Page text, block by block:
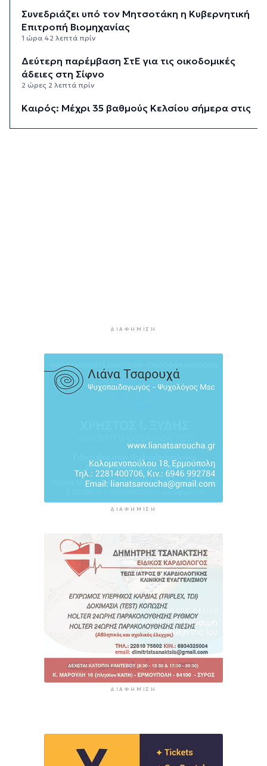
Συνεδριάζει υπό τον Μητσοτάκη η Κυβερνητική
Επιτροπή Βιομηχανίας
1 ώρα 42 λεπτά πρίν
Δεύτερη παρέμβαση ΣτΕ για τις οικοδομικές
άδειες στη Σίφνο
2 ώρες 2 λεπτά πρίν
Καιρός: Μέχρι 35 βαθμούς Κελσίου σήμερα στις
ΔΙΑΦΉΜΙΣΗ
ΔΙΑΦΉΜΙΣΗ
ΔΙΑΦΉΜΙΣΗ